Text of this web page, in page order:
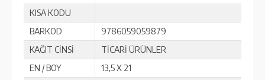
KISA KODU
BARKOD
9786059059879
KAĞIT CİNSİ
TİCARİ ÜRÜNLER
EN / BOY
13,5 X 21